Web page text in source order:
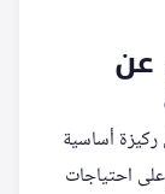
عن
ركيزة أساسية
على احتياجات